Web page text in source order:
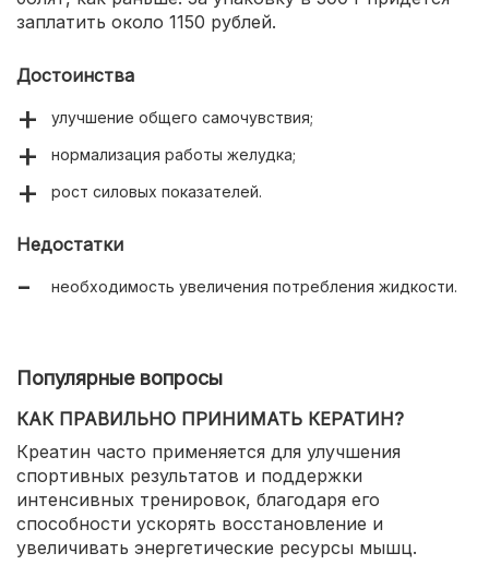
заплатить около 1150 рублей.
Достоинства
улучшение общего самочувствия;
нормализация работы желудка;
рост силовых показателей.
Недостатки
необходимость увеличения потребления жидкости.
Популярные вопросы
КАК ПРАВИЛЬНО ПРИНИМАТЬ КЕРАТИН?
Креатин часто применяется для улучшения
спортивных результатов и поддержки
интенсивных тренировок, благодаря его
способности ускорять восстановление и
увеличивать энергетические ресурсы мышц.